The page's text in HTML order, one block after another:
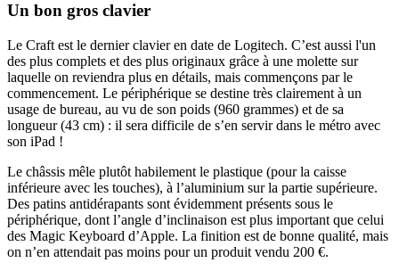
Un bon gros clavier
Le Craft est le dernier clavier en date de Logitech. C’est aussi l'un
des plus complets et des plus originaux grâce à une molette sur
laquelle on reviendra plus en détails, mais commençons par le
commencement. Le périphérique se destine très clairement à un
usage de bureau, au vu de son poids (960 grammes) et de sa
longueur (43 cm) : il sera difficile de s’en servir dans le métro avec
son iPad !
Le châssis mêle plutôt habilement le plastique (pour la caisse
inférieure avec les touches), à l’aluminium sur la partie supérieure.
Des patins antidérapants sont évidemment présents sous le
périphérique, dont l’angle d’inclinaison est plus important que celui
des Magic Keyboard d’Apple. La finition est de bonne qualité, mais
on n’en attendait pas moins pour un produit vendu 200 €.